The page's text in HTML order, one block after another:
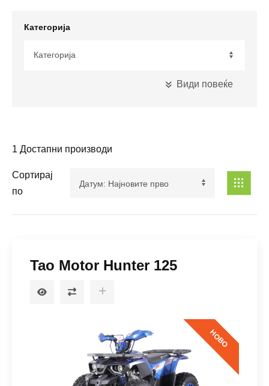
Категорија
Максимална Моќност
Види повеќе
1 Достапни производи
Сортирај
по
Tao Motor Hunter 125
НОВО